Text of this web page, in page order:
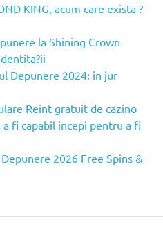
KING, acum care exista ?
la Shining Crown
Depunere 2024: in jur
Reint gratuit de cazino
fi capabil incepi pentru a fi
2026 Free Spins &